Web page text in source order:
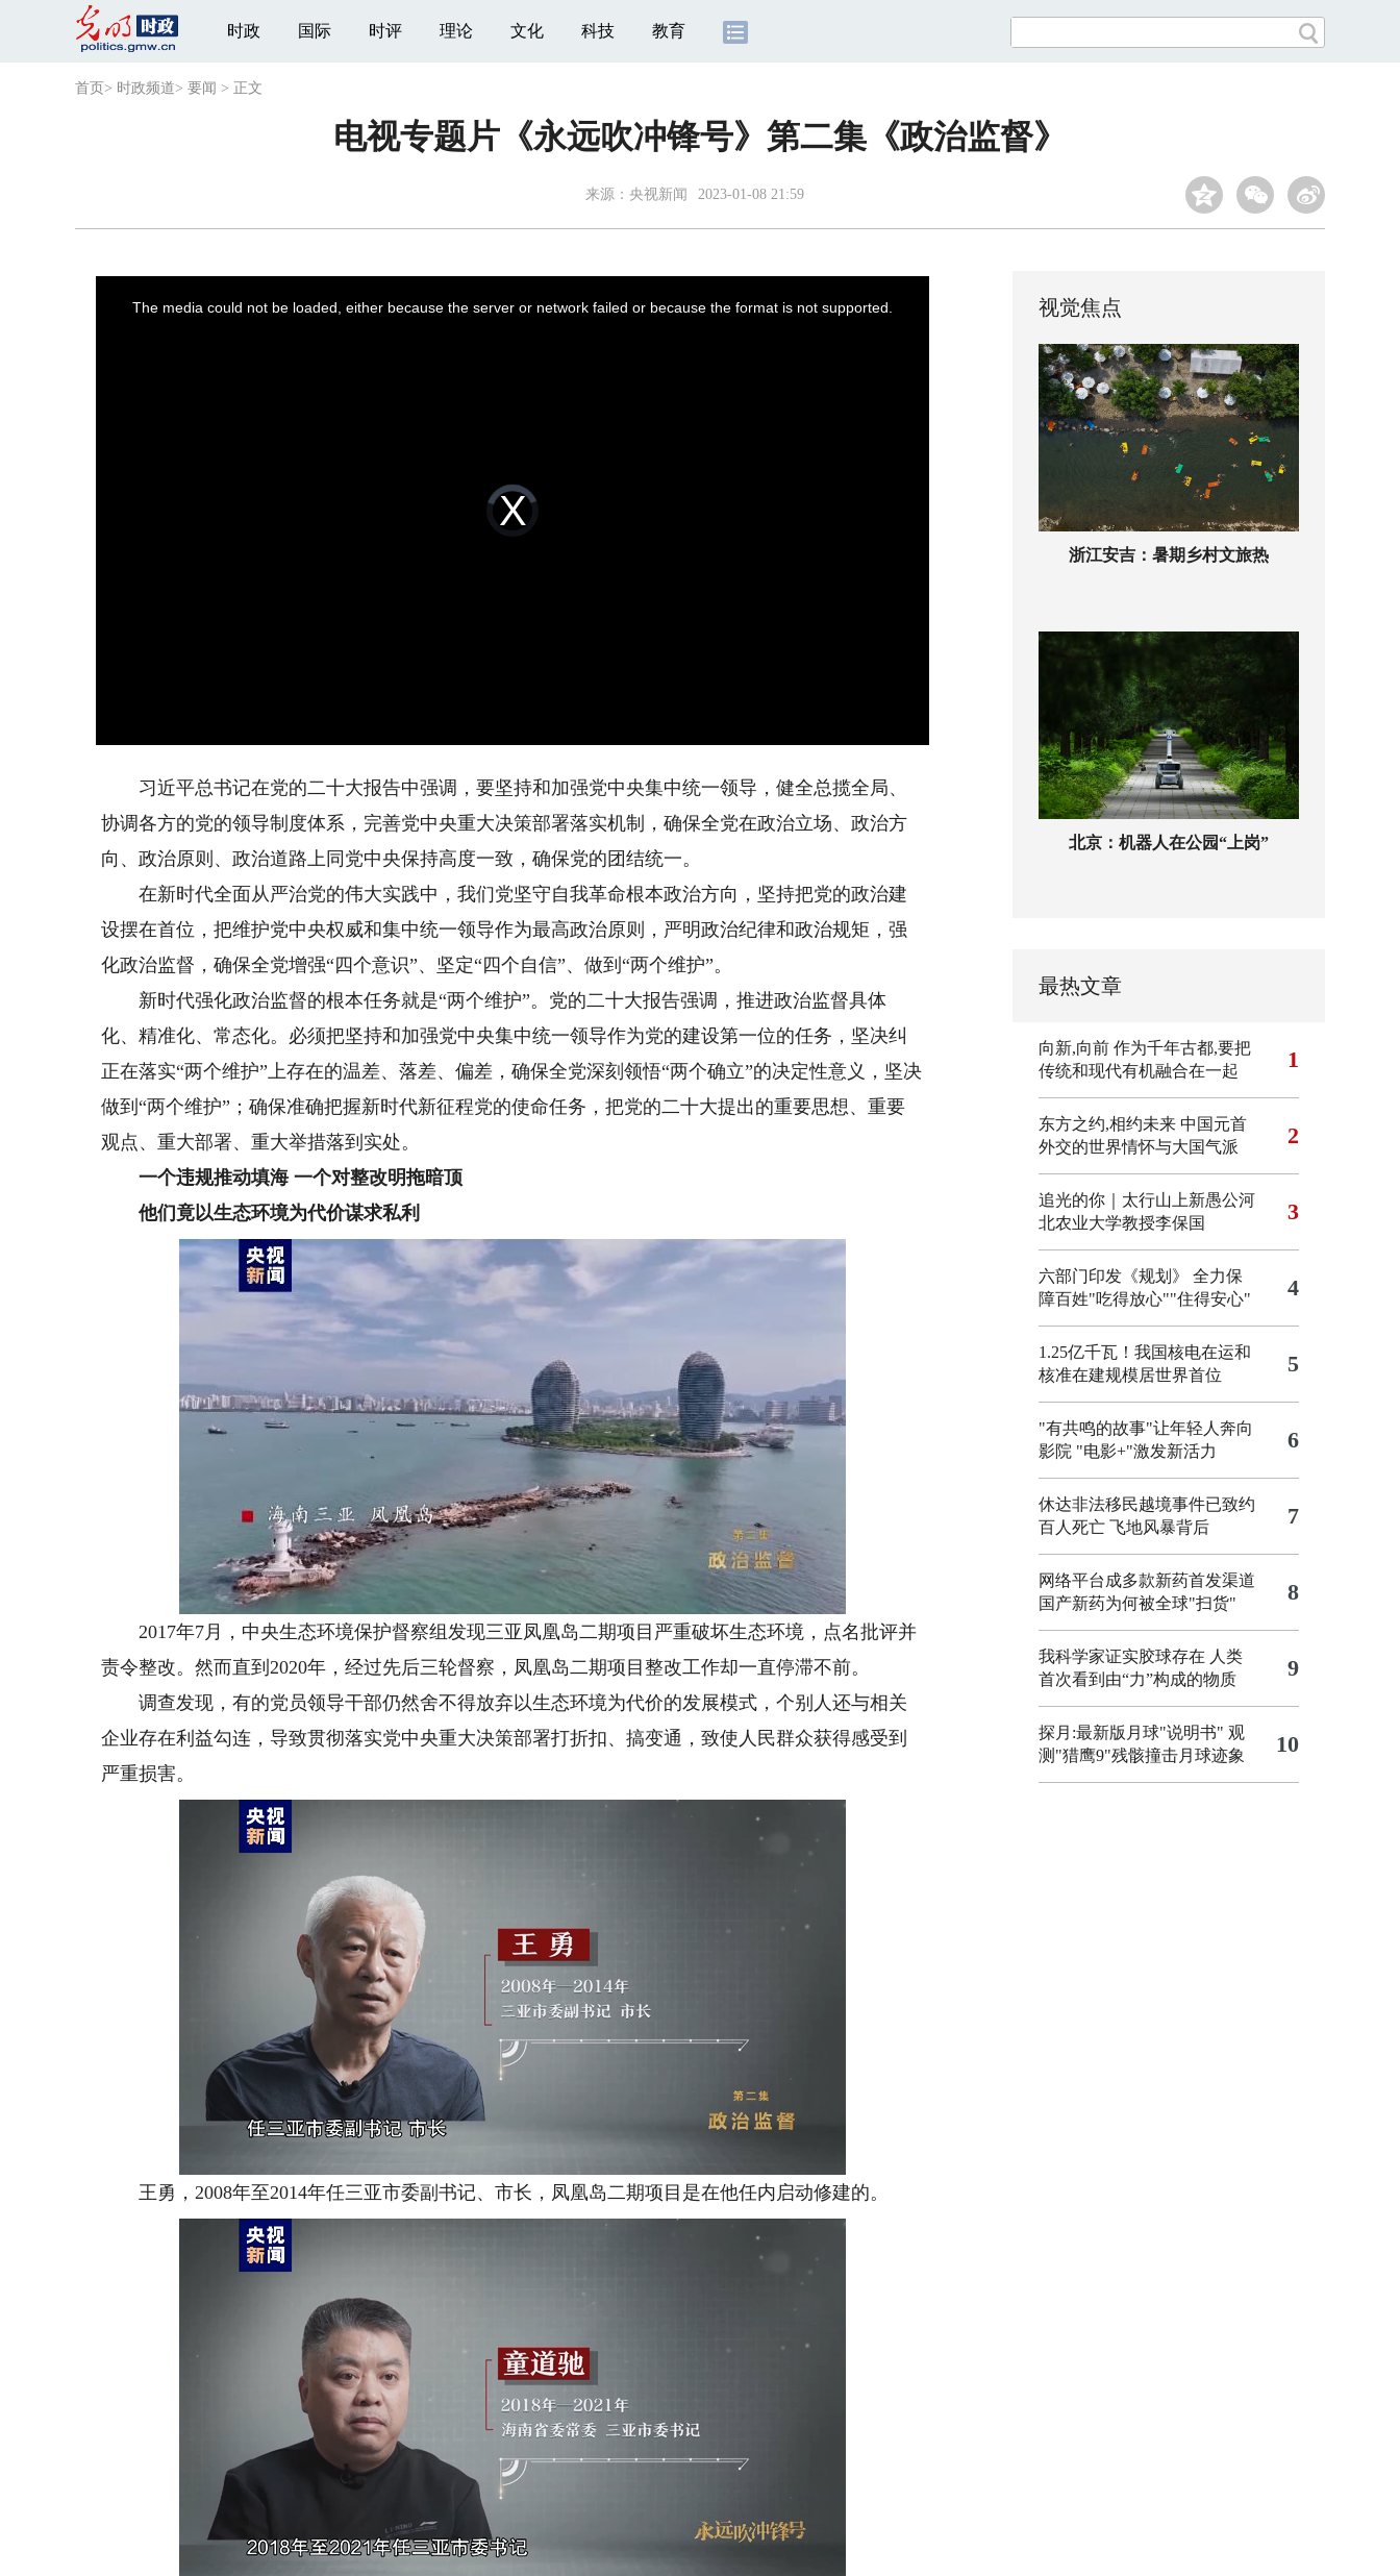
时政 国际 时评 理论 文化 科技 教育
首页 > 时政频道> 要闻 > 正文
电视专题片《永远吹冲锋号》第二集《政治监督》
来源： 央视新闻 2023-01-08 21:59
Video
Player
loading.
The media could not be loaded, either because the server or network failed or because the format is not supported.
习近平总书记在党的二十大报告中强调，要坚持和加强党中央集中统一领导，健全总揽全局、
协调各方的党的领导制度体系，完善党中央重大决策部署落实机制，确保全党在政治立场、政治方
向、政治原则、政治道路上同党中央保持高度一致，确保党的团结统一。
在新时代全面从严治党的伟大实践中，我们党坚守自我革命根本政治方向，坚持把党的政治建
设摆在首位，把维护党中央权威和集中统一领导作为最高政治原则，严明政治纪律和政治规矩，强
化政治监督，确保全党增强“四个意识”、坚定“四个自信”、做到“两个维护”。
新时代强化政治监督的根本任务就是“两个维护”。党的二十大报告强调，推进政治监督具体
化、精准化、常态化。必须把坚持和加强党中央集中统一领导作为党的建设第一位的任务，坚决纠
正在落实“两个维护”上存在的温差、落差、偏差，确保全党深刻领悟“两个确立”的决定性意义，坚决
做到“两个维护”；确保准确把握新时代新征程党的使命任务，把党的二十大提出的重要思想、重要
观点、重大部署、重大举措落到实处。
一个违规推动填海 一个对整改明拖暗顶
他们竟以生态环境为代价谋求私利
2017年7月，中央生态环境保护督察组发现三亚凤凰岛二期项目严重破坏生态环境，点名批评并
责令整改。然而直到2020年，经过先后三轮督察，凤凰岛二期项目整改工作却一直停滞不前。
调查发现，有的党员领导干部仍然舍不得放弃以生态环境为代价的发展模式，个别人还与相关
企业存在利益勾连，导致贯彻落实党中央重大决策部署打折扣、搞变通，致使人民群众获得感受到
严重损害。
王勇，2008年至2014年任三亚市委副书记、市长，凤凰岛二期项目是在他任内启动修建的。
视觉焦点
浙江安吉：暑期乡村文旅热
北京：机器人在公园“上岗”
最热文章
向新,向前 作为千年古都,要把
传统和现代有机融合在一起
1
东方之约,相约未来 中国元首
外交的世界情怀与大国气派
2
追光的你｜太行山上新愚公河
北农业大学教授李保国
3
六部门印发《规划》 全力保
障百姓"吃得放心""住得安心"
4
1.25亿千瓦！我国核电在运和
核准在建规模居世界首位
5
"有共鸣的故事"让年轻人奔向
影院 "电影+"激发新活力 6
休达非法移民越境事件已致约
百人死亡 飞地风暴背后 7
网络平台成多款新药首发渠道
国产新药为何被全球"扫货"
8
我科学家证实胶球存在 人类
首次看到由“力”构成的物质
9
探月:最新版月球"说明书" 观
测"猎鹰9"残骸撞击月球迹象
10